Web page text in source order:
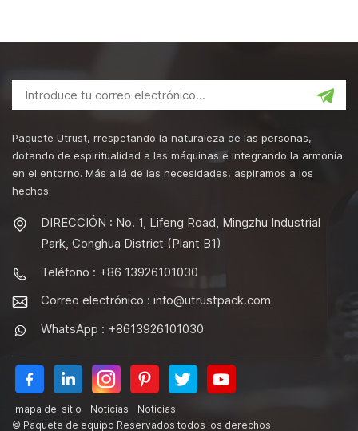
Paquete Utrust, rrespetando la naturaleza de las personas,
dotando de espiritualidad a las máquinas e integrando la armonía
en el entorno. Más allá de las necesidades, aspiramos a los
hechos.
DIRECCIÓN : No. 1, Lifeng Road, Mingzhu Industrial
Park, Conghua District (Plant B1)
Teléfono : +86 13926101030
Correo electrónico : info@utrustpack.com
WhatsApp : +8613926101030
mapa del sitio Noticias
Noticias
© Paquete de equipo Reservados todos los derechos.